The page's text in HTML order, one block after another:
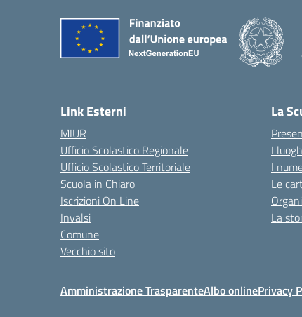
Link Esterni
MIUR
Ufficio Scolastico Regionale
Ufficio Scolastico Territoriale
Scuola in Chiaro
Iscrizioni On Line
Invalsi
Comune
Vecchio sito
La
I
I
Le
La
Amministrazione TrasparenteAlbo onlinePrivacy